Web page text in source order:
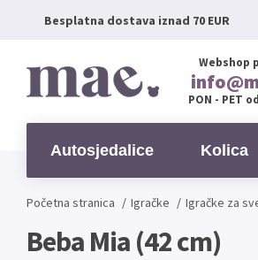
Besplatna dostava iznad 70 EUR
Webshop
PON - PET
Autosjedalice Kolica
Početna stranica / Igračke / Igračke za
Beba Mia (42 cm)